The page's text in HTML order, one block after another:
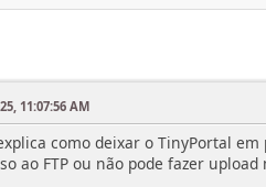
11:07:56 AM
como deixar o TinyPortal
ao FTP ou não pode fazer